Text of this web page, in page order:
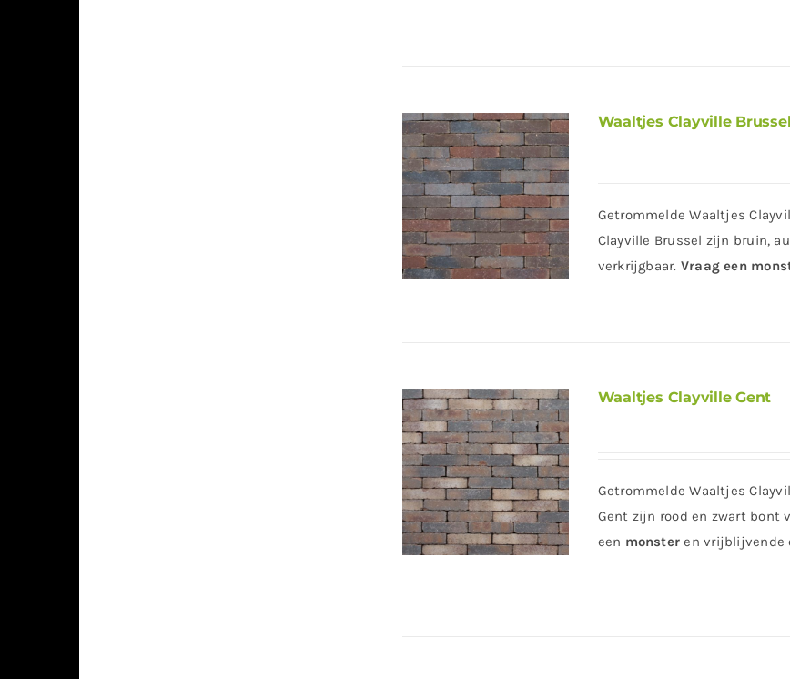
Waaltjes Clayville Brussel
Getrommelde Waaltjes
Clayville Brussel zijn bruin,
verkrijgbaar. Vraag een
Waaltjes Clayville Gent
Getrommelde Waaltjes
Gent zijn rood en zwart bont
een monsteren vrijblijvende